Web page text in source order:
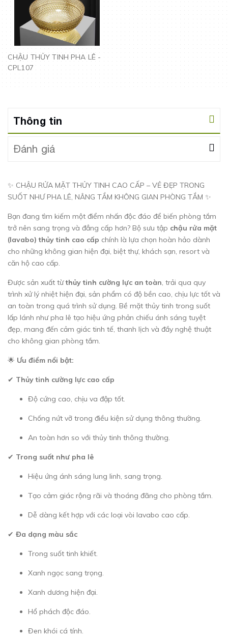
CHẬU THỦY TINH PHA LÊ -
CPL107
Thông tin
Đánh giá
✨ CHẬU RỬA MẶT THỦY TINH CAO CẤP – VẺ ĐẸP TRONG
SUỐT NHƯ PHA LÊ, NÂNG TẦM KHÔNG GIAN PHÒNG TẮM ✨
Bạn đang tìm kiếm một điểm nhấn độc đáo để biến phòng tắm
trở nên sang trọng và đẳng cấp hơn? Bộ sưu tập chậu rửa mặt
(lavabo) thủy tinh cao cấp chính là lựa chọn hoàn hảo dành
cho những không gian hiện đại, biệt thự, khách sạn, resort và
căn hộ cao cấp.
Được sản xuất từthủy tinh cường lực an toàn , trải qua quy
trình xử lý nhiệt hiện đại, sản phẩm có độ bền cao, chịu lực tốt và
an toàn trong quá trình sử dụng. Bề mặt thủy tinh trong suốt
lấp lánh như pha lê tạo hiệu ứng phản chiếu ánh sáng tuyệt
đẹp, mang đến cảm giác tinh tế, thanh lịch và đầy nghệ thuật
cho không gian phòng tắm.
🌟 Ưu điểm nổi bật:
✔ Thủy tinh cường lực cao cấp
Độ cứng cao, chịu va đập tốt.
Chống nứt vỡ trong điều kiện sử dụng thông thường.
An toàn hơn so với thủy tinh thông thường.
✔ Trong suốt như pha lê
Hiệu ứng ánh sáng lung linh, sang trọng.
Tạo cảm giác rộng rãi và thoáng đãng cho phòng tắm.
Dễ dàng kết hợp với các loại vòi lavabo cao cấp.
✔ Đa dạng màu sắc
Trong suốt tinh khiết.
Xanh ngọc sang trọng.
Xanh dương hiện đại.
Hổ phách độc đáo.
Đen khói cá tính.